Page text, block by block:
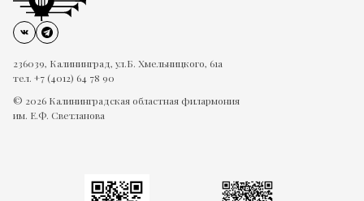
236039, Калининград, ул.Б. Хмельницкого, 61а
тел. +7 (4012) 64 78 90
© 2026 Калининградская областная филармония
им. Е.Ф. Светланова